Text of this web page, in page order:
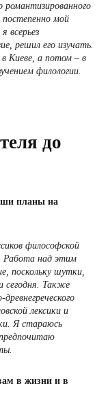
романтизированного
мой
всерьез
решил его изучать.
в Киеве, а потом – в
филологии.
до
планы на
философской
Работа над этим
поскольку шутки,
сегодня. Также
лексики и
Я стараюсь
в жизни и в